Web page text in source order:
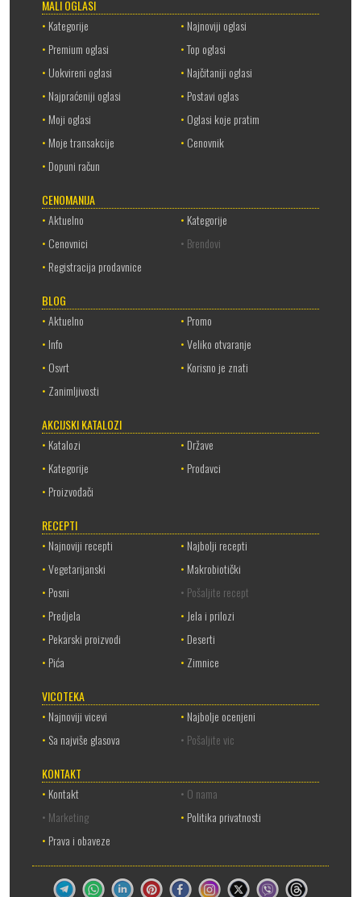
MALI OGLASI
• Kategorije • Najnoviji oglasi
• Premium oglasi •Top oglasi
• Uokvireni oglasi • Najčitaniji oglasi
• Najpraćeniji oglasi • Postavi oglas
• Moji oglasi • Oglasi koje pratim
• Moje transakcije • Cenovnik
• Dopuni račun
CENOMANIJA
•Aktuelno • Kategorije
• Cenovnici
• Brendovi
• Registracija prodavnice
BLOG
•Aktuelno • Promo
• Info •Veliko otvaranje
• Osvrt • Korisno je znati
• Zanimljivosti
AKCIJSKI KATALOZI
• Katalozi • Države
• Kategorije • Prodavci
• Proizvođači
RECEPTI
• Najnoviji recepti • Najbolji recepti
•Vegetarijanski • Makrobiotički
• Posni
• Pošaljite recept
• Predjela • Jela i prilozi
• Pekarski proizvodi • Deserti
• Pića • Zimnice
VICOTEKA
• Najnoviji vicevi • Najbolje ocenjeni
• Sa najviše glasova
• Pošaljite vic
KONTAKT
• Kontakt
• O nama
• Marketing
• Politika privatnosti
• Prava i obaveze